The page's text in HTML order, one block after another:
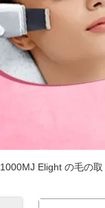
1000MJ Elight の毛の